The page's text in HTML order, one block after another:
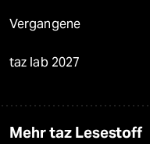
Vergangene
taz lab 2027
Mehr taz Lesestoff